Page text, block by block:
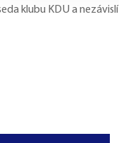
klubu KDU a nezávislí